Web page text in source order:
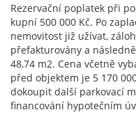
Rezervační poplatek při
kupní 500 000 Kč. Po
nemovitost již užívat,
přefakturovány a
48,74 m2. Cena včetně
před objektem je 5 170
dokoupit další parkovací
financování hypotečním